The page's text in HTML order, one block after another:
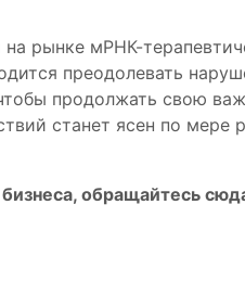
рынке мРНК-
преодолевать
продолжать свою
станет ясен по мере
обращайтесь